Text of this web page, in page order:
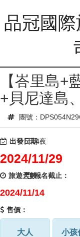
品冠國
【峇里島+
+貝尼達島
團號：
出發日期：
2024/11/29
旅遊天數：
5天4夜
報名截止：
2024/11/14
售價：
大人 小孩